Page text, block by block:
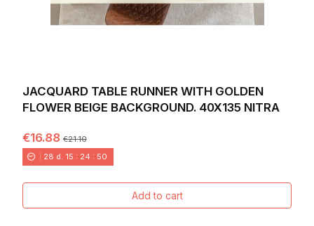
JACQUARD TABLE RUNNER WITH GOLDEN
FLOWER BEIGE BACKGROUND. 40X135 NITRA
€16.88€21.10
28 d. 15 : 24 : 49
Add to cart